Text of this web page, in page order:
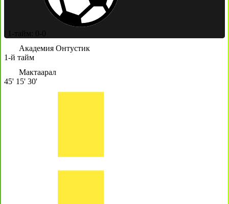
1-тайм: 0-0
Академия Онтустик
1-й тайм
Мактаарал
45' 15' 30'